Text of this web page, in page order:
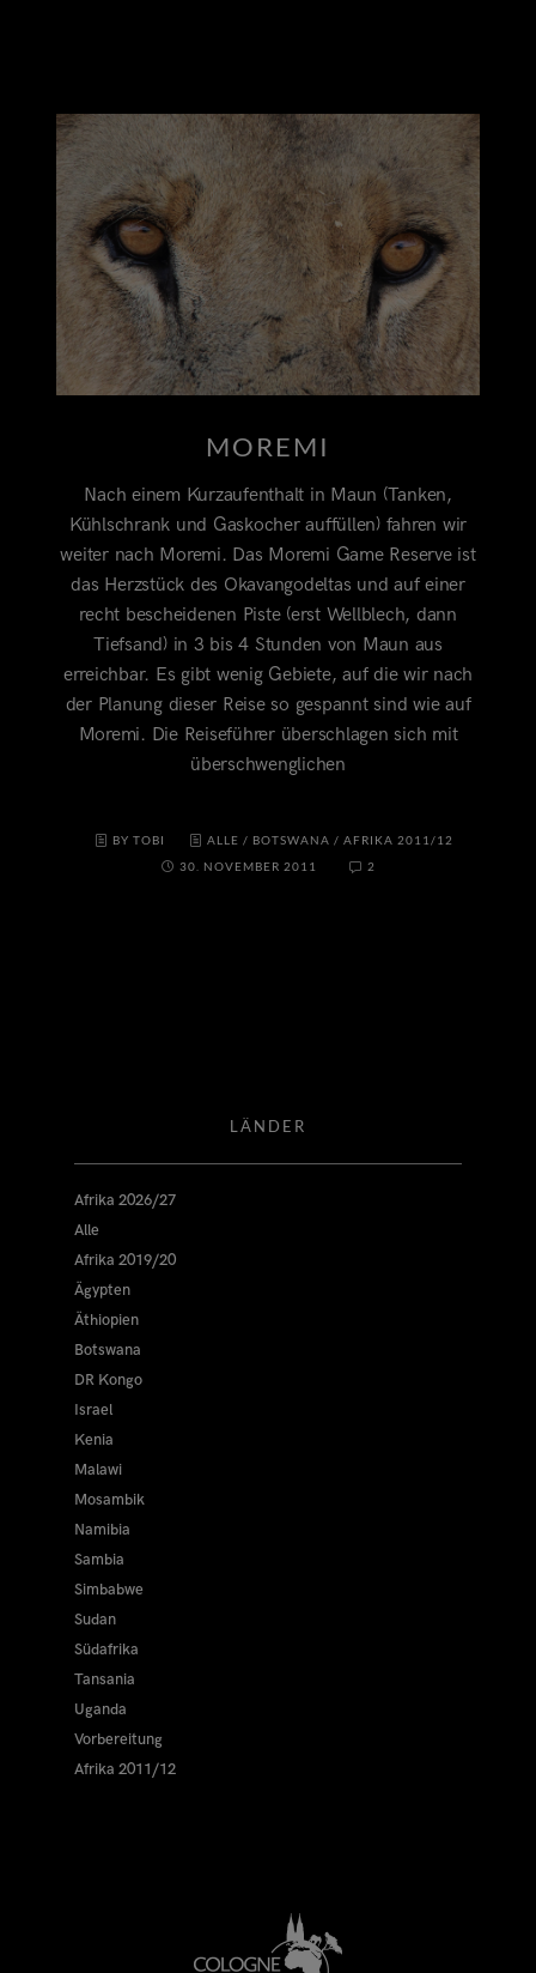
MOREMI
Nach einem Kurzaufenthalt in Maun (Tanken,
Kühlschrank und Gaskocher auffüllen) fahren wir
weiter nach Moremi. Das Moremi Game Reserve ist
das Herzstück des Okavangodeltas und auf einer
recht bescheidenen Piste (erst Wellblech, dann
Tiefsand) in 3 bis 4 Stunden von Maun aus
erreichbar. Es gibt wenig Gebiete, auf die wir nach
der Planung dieser Reise so gespannt sind wie auf
Moremi. Die Reiseführer überschlagen sich mit
überschwenglichen
BY TOBI ALLE / BOTSWANA /AFRIKA 2011/12
30. NOVEMBER 2011
2
LÄNDER
Afrika 2026/27
Alle
Afrika 2019/20
Ägypten
Äthiopien
Botswana
DR Kongo
Israel
Kenia
Malawi
Mosambik
Namibia
Sambia
Simbabwe
Sudan
Südafrika
Tansania
Uganda
Vorbereitung
Afrika 2011/12